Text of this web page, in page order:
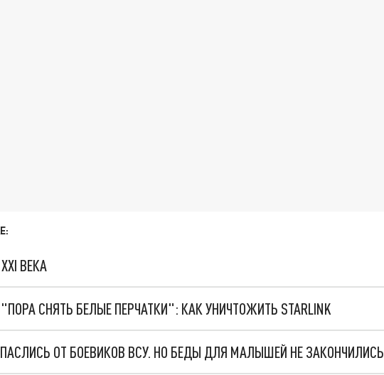
ВЕКА
СНЯТЬ БЕЛЫЕ ПЕРЧАТКИ": КАК УНИЧТОЖИТЬ STARLINK
ОТ БОЕВИКОВ ВСУ. НО БЕДЫ ДЛЯ МАЛЫШЕЙ НЕ ЗАКОНЧИЛИСЬ